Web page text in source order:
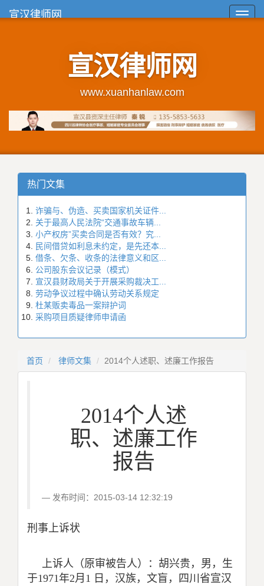
宣汉律师网
宣汉律师网
www.xuanhanlaw.com
热门文集
诈骗与、伪造、买卖国家机关证件...
关于最高人民法院“交通事故车辆...
小产权房”买卖合同是否有效？究...
民间借贷如利息未约定，是先还本...
借条、欠条、收条的法律意义和区...
公司股东会议记录（模式）
宣汉县财政局关于开展采购裁决工...
劳动争议过程中确认劳动关系规定
杜某贩卖毒品一案辩护词
采购项目质疑律师申请函
首页 律师文集 2014个人述职、述廉工作报告
2014个人述
职、述廉工作
报告
发布时间：2015-03-14 12:32:19
刑事上诉状
上诉人（原审被告人）：胡兴贵，男，生
于1971年2月 1 日，汉族，文盲，四川省宣汉